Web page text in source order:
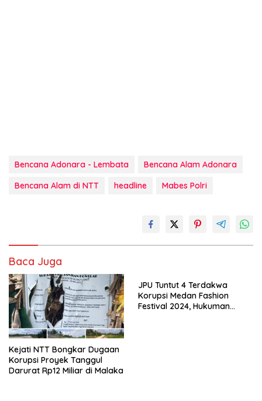
Bencana Adonara - Lembata
Bencana Alam Adonara
Bencana Alam di NTT
headline Mabes Polri
Baca Juga
Kejati NTT Bongkar Dugaan
Korupsi Proyek Tanggul
Darurat Rp12 Miliar di Malaka
JPU Tuntut 4 Terdakwa
Korupsi Medan Fashion
Festival 2024, Hukuman